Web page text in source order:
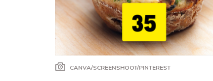
CANVA/SCREENSHOOT/PINTEREST